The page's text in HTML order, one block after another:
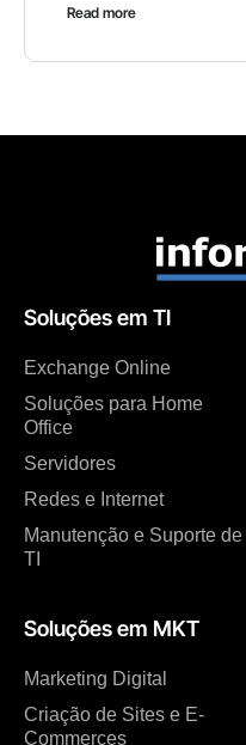
Read more
Soluções em TI
Exchange Online
Soluções para Home
Office
Servidores
Redes e Internet
Manutenção e Suporte de
TI
Soluções em MKT
Marketing Digital
Criação de Sites e E-
Commerces